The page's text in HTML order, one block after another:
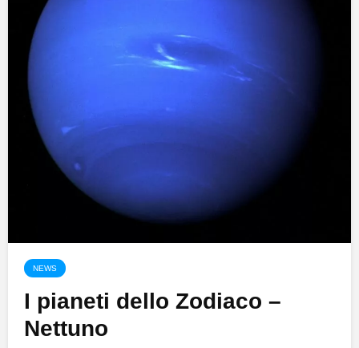
NEWS
I pianeti dello Zodiaco –
Nettuno